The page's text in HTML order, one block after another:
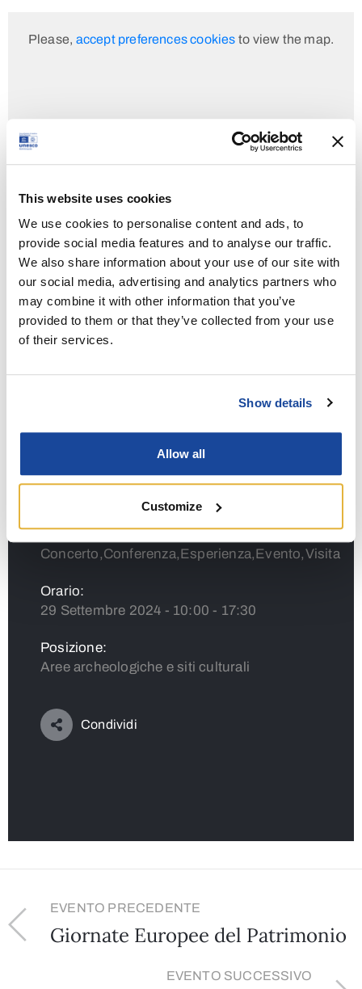
This website uses cookies
We use cookies to personalise content and ads, to
provide social media features and to analyse our traffic.
We also share information about your use of our site with
our social media, advertising and analytics partners who
may combine it with other information that you’ve
provided to them or that they’ve collected from your use
of their services.
Show details
Allow all
Customize
Please, accept preferences cookies to view the map.
+ Ical Export
Tipologia:
Concerto,Conferenza,Esperienza,Evento,Visita
Orario:
29 Settembre 2024 - 10:00 - 17:30
Posizione:
Aree archeologiche e siti culturali
Condividi
EVENTO PRECEDENTE
Giornate Europee del Patrimonio
EVENTO SUCCESSIVO